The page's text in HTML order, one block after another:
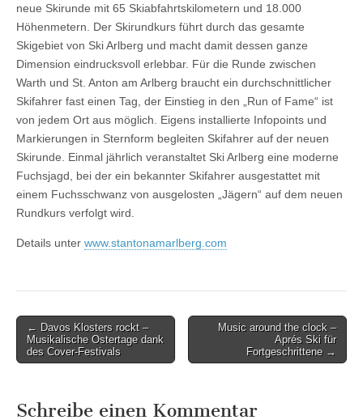
neue Skirunde mit 65 Skiabfahrtskilometern und 18.000
Höhenmetern. Der Skirundkurs führt durch das gesamte
Skigebiet von Ski Arlberg und macht damit dessen ganze
Dimension eindrucksvoll erlebbar. Für die Runde zwischen
Warth und St. Anton am Arlberg braucht ein durchschnittlicher
Skifahrer fast einen Tag, der Einstieg in den „Run of Fame“ ist
von jedem Ort aus möglich. Eigens installierte Infopoints und
Markierungen in Sternform begleiten Skifahrer auf der neuen
Skirunde. Einmal jährlich veranstaltet Ski Arlberg eine moderne
Fuchsjagd, bei der ein bekannter Skifahrer ausgestattet mit
einem Fuchsschwanz von ausgelosten „Jägern“ auf dem neuen
Rundkurs verfolgt wird.
Details unter www.stantonamarlberg.com
Post
navigation
← Davos Klosters rockt –
Musikalische Ostertage dank
des Cover-Festivals
Music around the clock –
Aprés Ski für
Fortgeschrittene →
Schreibe einen Kommentar